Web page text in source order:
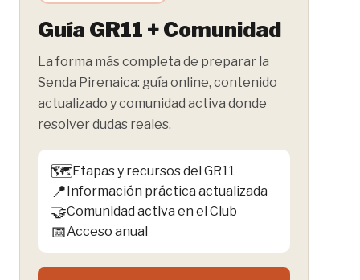
Guía GR11 + Comunidad
La forma más completa de preparar la
Senda Pirenaica: guía online, contenido
actualizado y comunidad activa donde
resolver dudas reales.
🗺️Etapas y recursos del GR11
📍Información práctica actualizada
🤝Comunidad activa en el Club
📅Acceso anual